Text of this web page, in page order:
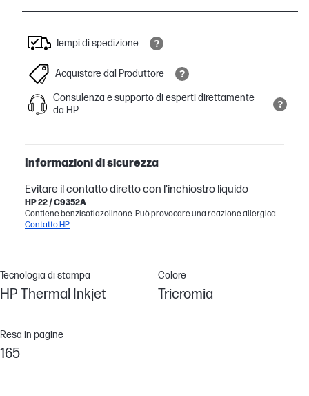
Tempi di spedizione
Acquistare dal Produttore
Consulenza e supporto di esperti direttamente
da HP
Informazioni di sicurezza
Evitare il contatto diretto con l'inchiostro liquido
HP 22 / C9352A
Contiene benzisotiazolinone. Può provocare una reazione allergica.
Contatto HP
Tecnologia di stampa
HP Thermal Inkjet
Colore
Tricromia
Resa in pagine
165